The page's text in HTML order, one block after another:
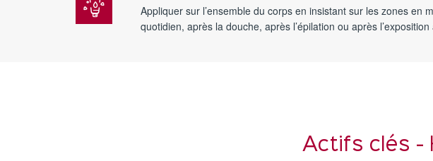
Appliquer sur l’ensemble du corps en insistant sur les zones
quotidien, après la douche, après l’épilation ou après l’exposition
Actifs clés -